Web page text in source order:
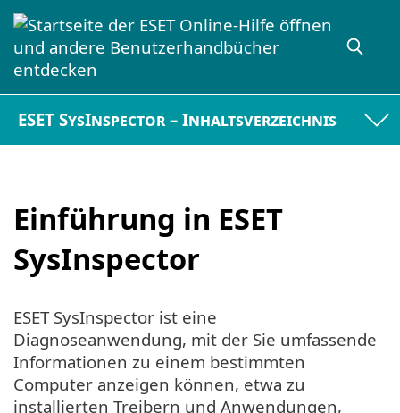
ESET SysInspector – Inhaltsverzeichnis
Einführung in ESET
SysInspector
ESET SysInspector ist eine
Diagnoseanwendung, mit der Sie umfassende
Informationen zu einem bestimmten
Computer anzeigen können, etwa zu
installierten Treibern und Anwendungen,